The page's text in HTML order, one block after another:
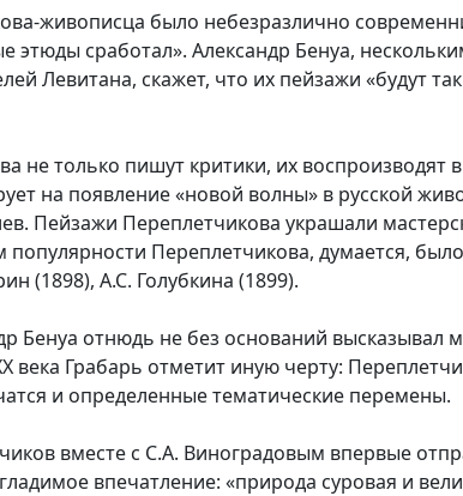
живописца было небезразлично
этюды сработал». Александр Бенуа,
Левитана, скажет, что их пейзажи «будут
не только пишут критики, их
на появление «новой волны» в русской
Пейзажи Переплетчикова украшали
Переплетчикова, думается,
(1898), А.С. Голубкина (1899).
Бенуа отнюдь не без оснований
века Грабарь отметит иную черту:
и определенные тематические перемены.
вместе с С.А. Виноградовым впервые
впечатление: «природа суровая и